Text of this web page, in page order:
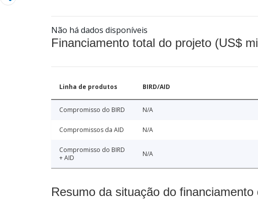
Não há dados disponíveis
Financiamento total do projeto (US$
Linha de produtos BIRD/AID
Compromisso do BIRD N/A
Compromissos da AID N/A
Compromisso do BIRD
+ AID
N/A
Resumo da situação do